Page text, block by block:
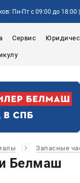
Пн-Пт с 09:00 до 18:00
Сервис
Запасные
Белмаш